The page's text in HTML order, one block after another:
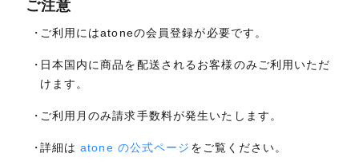
ご注意
ご利用にはatoneの会員登録が必要です。
日本国内に商品を配送されるお客様のみご利用いただ
けます。
ご利用月のみ請求手数料が発生いたします。
詳細はatone の公式ページ をご覧ください。